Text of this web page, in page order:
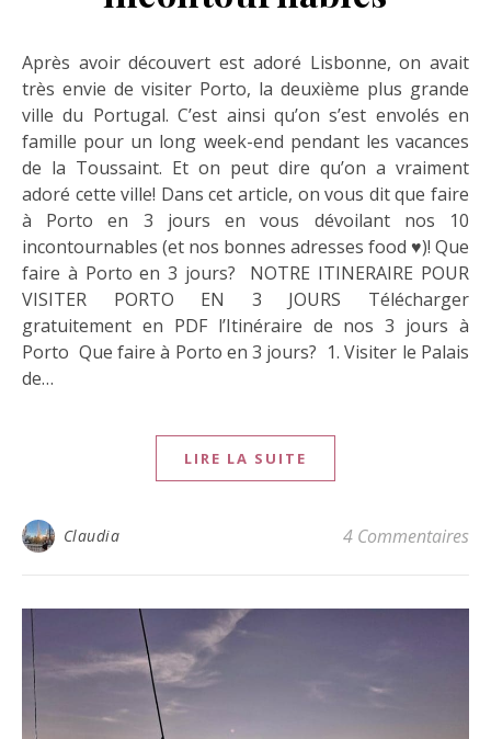
Après avoir découvert est adoré Lisbonne, on avait
très envie de visiter Porto, la deuxième plus grande
ville du Portugal. C’est ainsi qu’on s’est envolés en
famille pour un long week-end pendant les vacances
de la Toussaint. Et on peut dire qu’on a vraiment
adoré cette ville! Dans cet article, on vous dit que faire
à Porto en 3 jours en vous dévoilant nos 10
incontournables (et nos bonnes adresses food ♥)! Que
faire à Porto en 3 jours? NOTRE ITINERAIRE POUR
VISITER PORTO EN 3 JOURS Télécharger
gratuitement en PDF l’Itinéraire de nos 3 jours à
Porto Que faire à Porto en 3 jours? 1. Visiter le Palais
de…
LIRE LA SUITE
Claudia 4 Commentaires